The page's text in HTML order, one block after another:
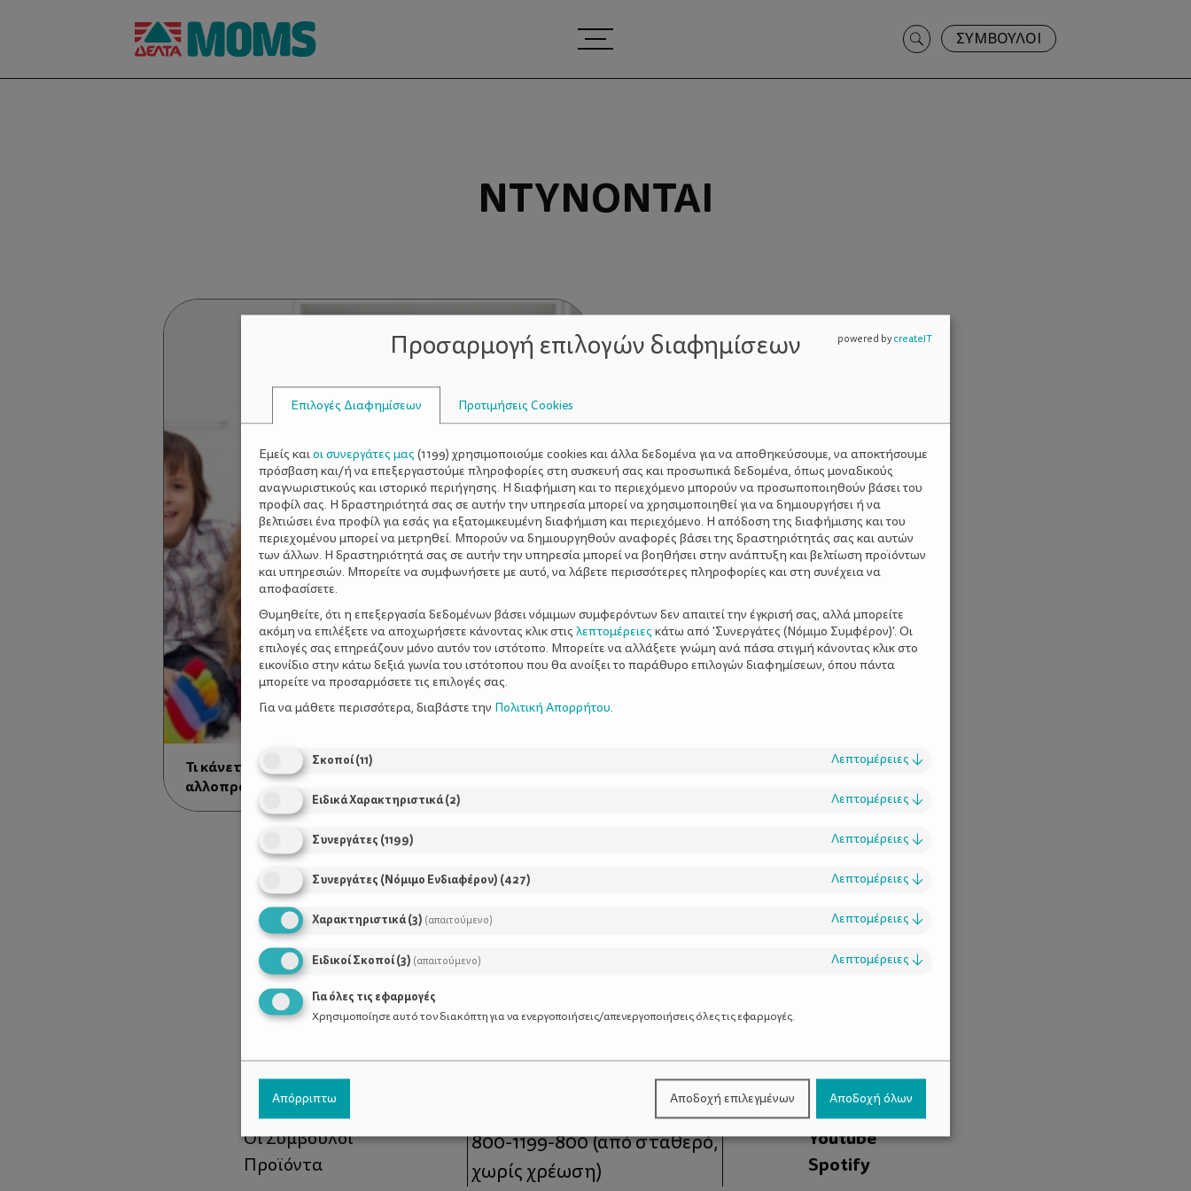
Search
for:
ΣΥΜΒΟΥΛΟΙ
ΝΤΎΝΟΝΤΑΙ
Τι κάνετε όταν το παιδί σας θέλει να ντυθεί
αλλοπρόσαλλα;
Χρήσιμοι Σύνδεσμοι
Τι είναι το ΔΕΛΤΑ moms
Οι Σύμβουλοι
Προϊόντα
Τηλέφωνο Επικοινωνίας:
800-1199-800(από σταθερό,
χωρίς χρέωση)
Facebook
Instagram
Youtube
Spotify
Προσαρμογή επιλογών διαφημίσεων
Επιλογές Διαφημίσεων Προτιμήσεις Cookies
Εμείς καιοι συνεργάτες μας (1199) χρησιμοποιούμε cookies και άλλα δεδομένα για να αποθηκεύσουμε, να αποκτήσουμε
πρόσβαση και/ή να επεξεργαστούμε πληροφορίες στη συσκευή σας και προσωπικά δεδομένα, όπως μοναδικούς
αναγνωριστικούς και ιστορικό περιήγησης. Η διαφήμιση και το περιεχόμενο μπορούν να προσωποποιηθούν βάσει του
προφίλ σας. Η δραστηριότητά σας σε αυτήν την υπηρεσία μπορεί να χρησιμοποιηθεί για να δημιουργήσει ή να
βελτιώσει ένα προφίλ για εσάς για εξατομικευμένη διαφήμιση και περιεχόμενο. Η απόδοση της διαφήμισης και του
περιεχομένου μπορεί να μετρηθεί. Μπορούν να δημιουργηθούν αναφορές βάσει της δραστηριότητάς σας και αυτών
των άλλων. Η δραστηριότητά σας σε αυτήν την υπηρεσία μπορεί να βοηθήσει στην ανάπτυξη και βελτίωση προϊόντων
και υπηρεσιών. Μπορείτε να συμφωνήσετε με αυτό, να λάβετε περισσότερες πληροφορίες και στη συνέχεια να
αποφασίσετε.
Θυμηθείτε, ότι η επεξεργασία δεδομένων βάσει νόμιμων συμφερόντων δεν απαιτεί την έγκρισή σας, αλλά μπορείτε
ακόμη να επιλέξετε να αποχωρήσετε κάνοντας κλικ στις λεπτομέρειες κάτω από 'Συνεργάτες (Νόμιμο Συμφέρον)'. Οι
επιλογές σας επηρεάζουν μόνο αυτόν τον ιστότοπο. Μπορείτε να αλλάξετε γνώμη ανά πάσα στιγμή κάνοντας κλικ στο
εικονίδιο στην κάτω δεξιά γωνία του ιστότοπου που θα ανοίξει το παράθυρο επιλογών διαφημίσεων, όπου πάντα
μπορείτε να προσαρμόσετε τις επιλογές σας.
Για να μάθετε περισσότερα, διαβάστε την Πολιτική Απορρήτου.
Σκοποί(11) Λεπτομέρειες ↓
Ειδικά Χαρακτηριστικά(2) Λεπτομέρειες ↓
Συνεργάτες (1199) Λεπτομέρειες ↓
Συνεργάτες (Νόμιμο Ενδιαφέρον) (427) Λεπτομέρειες ↓
Χαρακτηριστικά(3) (απαιτούμενο) Λεπτομέρειες ↓
Ειδικοί Σκοποί(3) (απαιτούμενο) Λεπτομέρειες ↓
Για όλες τις εφαρμογές
Χρησιμοποίησε αυτό τον διακόπτη για να ενεργοποιήσεις/απενεργοποιήσεις όλες τις εφαρμογές.
Απόρριπτω Αποδοχή επιλεγμένων Αποδοχή όλων
powered bycreateIT